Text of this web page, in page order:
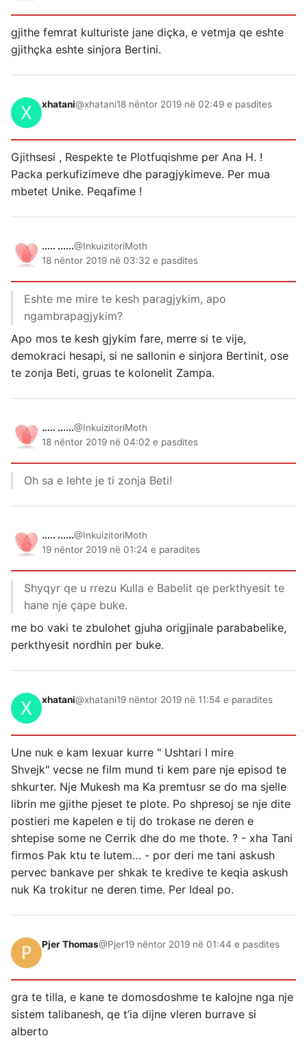
gjithe femrat kulturiste jane diçka, e vetmja qe eshte
gjithçka eshte sinjora Bertini.
xhatani@xhatani18 nëntor 2019 në 02:49 e pasdites
Gjithsesi , Respekte te Plotfuqishme per Ana H. !
Packa perkufizimeve dhe paragjykimeve. Per mua
mbetet Unike. Peqafime !
..... ......@InkuizitoriMoth
18 nëntor 2019 në 03:32 e pasdites
Eshte me mire te kesh paragjykim, apo
ngambrapagjykim?
Apo mos te kesh gjykim fare, merre si te vije,
demokraci hesapi, si ne sallonin e sinjora Bertinit, ose
te zonja Beti, gruas te kolonelit Zampa.
..... ......@InkuizitoriMoth
18 nëntor 2019 në 04:02 e pasdites
Oh sa e lehte je ti zonja Beti!
..... ......@InkuizitoriMoth
19 nëntor 2019 në 01:24 e paradites
Shyqyr qe u rrezu Kulla e Babelit qe perkthyesit te
hane nje çape buke.
me bo vaki te zbulohet gjuha origjinale parababelike,
perkthyesit nordhin per buke.
xhatani@xhatani19 nëntor 2019 në 11:54 e paradites
Une nuk e kam lexuar kurre " Ushtari I mire
Shvejk" vecse ne film mund ti kem pare nje episod te
shkurter. Nje Mukesh ma Ka premtusr se do ma sjelle
librin me gjithe pjeset te plote. Po shpresoj se nje dite
postieri me kapelen e tij do trokase ne deren e
shtepise some ne Cerrik dhe do me thote. ? - xha Tani
firmos Pak ktu te lutem… - por deri me tani askush
pervec bankave per shkak te kredive te keqia askush
nuk Ka trokitur ne deren time. Per Ideal po.
Pjer Thomas@Pjer19 nëntor 2019 në 01:44 e pasdites
gra te tilla, e kane te domosdoshme te kalojne nga nje
sistem talibanesh, qe t’ia dijne vleren burrave si
alberto